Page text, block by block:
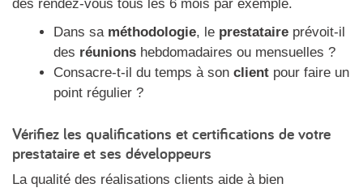
des rendez-vous tous les 6 mois par exemple.
Dans sa méthodologie, le prestataire prévoit-il
des réunions hebdomadaires ou mensuelles ?
Consacre-t-il du temps à son client pour faire un
point régulier ?
Vérifiez les qualifications et certifications de votre
prestataire et ses développeurs
La qualité des réalisations clients aide à bien